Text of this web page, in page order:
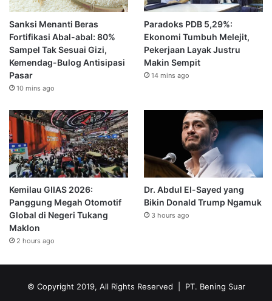
Sanksi Menanti Beras
Fortifikasi Abal-abal: 80%
Sampel Tak Sesuai Gizi,
Kemendag-Bulog Antisipasi
Pasar
10 mins ago
Paradoks PDB 5,29%:
Ekonomi Tumbuh Melejit,
Pekerjaan Layak Justru
Makin Sempit
14 mins ago
Kemilau GIIAS 2026:
Panggung Megah Otomotif
Global di Negeri Tukang
Maklon
2 hours ago
Dr. Abdul El-Sayed yang
Bikin Donald Trump Ngamuk
3 hours ago
© Copyright 2019, All Rights Reserved | PT. Bening Suar